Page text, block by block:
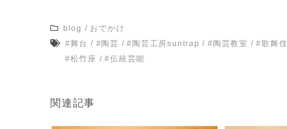
blog / おでかけ
#舞台 / #陶芸 / #陶芸工房suntrap / #陶芸教室 / #歌舞伎
#松竹座 / #伝統芸能
関連記事